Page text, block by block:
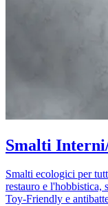
Smalti
Smalti ecologici per
restauro e l'hobbistica,
Toy-Friendly e